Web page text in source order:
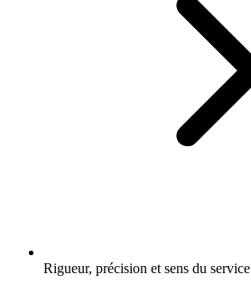
Rigueur, précision et sens du service